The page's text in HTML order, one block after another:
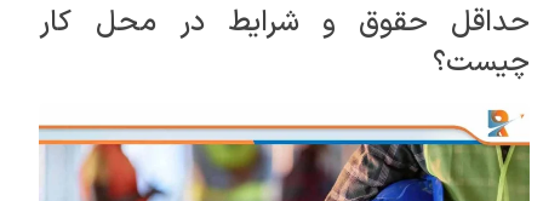
حداقل حقوق و شرایط در محل کار
چیست؟